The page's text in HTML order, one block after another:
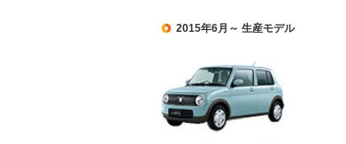
2015年6月～ 生産モデル